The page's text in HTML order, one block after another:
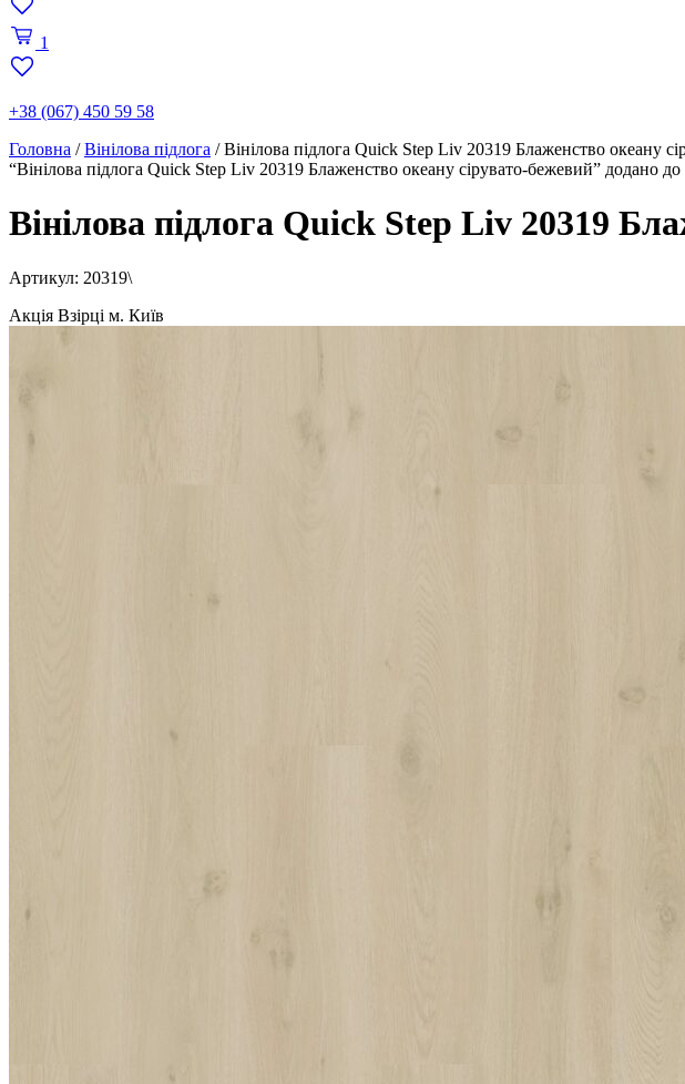
1
+38 (067) 450 59 58
Головна /Вінілова підлога /Вінілова підлога Quick Step Liv 20319 Блаженство океану
“Вінілова підлога Quick Step Liv 20319 Блаженство океану сірувато-бежевий” додано
Вінілова підлога Quick Step Liv 20319
Артикул: 20319\
Акція Взірці м. Київ